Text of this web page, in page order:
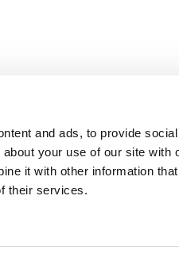
and ads, to provide
your use of our site with
it with other information
their services.